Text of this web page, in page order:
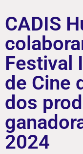
CADIS
Festival
de Cine
dos
2024